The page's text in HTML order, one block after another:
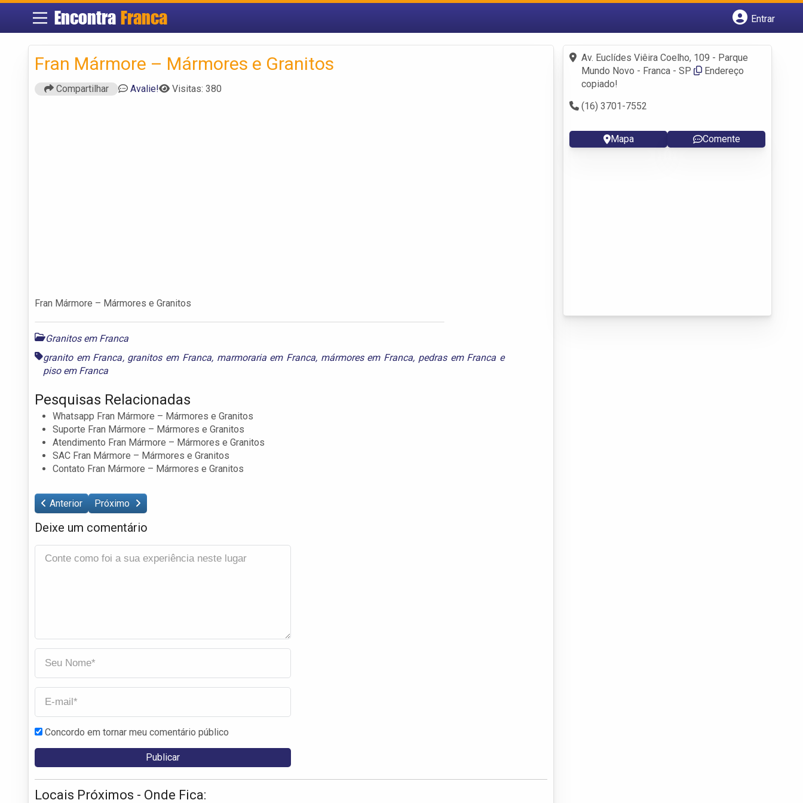
Encontra Franca
Entrar
Fazer login
Criar conta
Fran Mármore – Mármores e Granitos
Compartilhar Avalie! Visitas: 380
Fran Mármore – Mármores e Granitos
Granitos em Franca
granito em Franca, granitos em Franca, marmoraria em Franca, mármores em Franca, pedras em Franca e
piso em Franca
Pesquisas Relacionadas
Whatsapp Fran Mármore – Mármores e Granitos
Suporte Fran Mármore – Mármores e Granitos
Atendimento Fran Mármore – Mármores e Granitos
SAC Fran Mármore – Mármores e Granitos
Contato Fran Mármore – Mármores e Granitos
Anterior Próximo
Deixe um comentário
Concordo em tornar meu comentário público
Locais Próximos - Onde Fica:
Av. Euclídes Viêira Coelho, 109 - Parque
Mundo Novo - Franca - SP
Endereço
copiado!
(16) 3701-7552
Mapa Comente